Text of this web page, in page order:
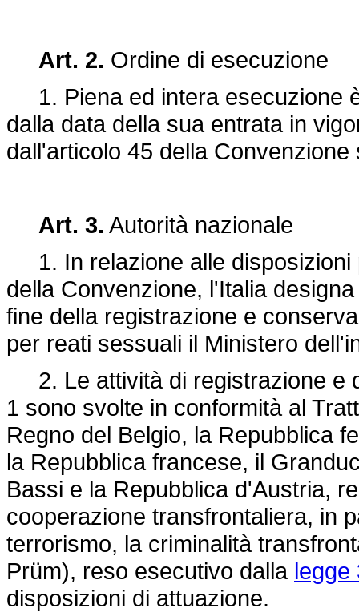
Art. 2. Ordine di esecuzione
1. Piena ed intera esecuzione
dalla data della sua entrata in
dall'articolo 45 della Convenzione
Art. 3. Autorità nazionale
1. In relazione alle disposizioni
della Convenzione, l'Italia
fine della registrazione e
per reati sessuali il Ministero
2. Le attività di registrazione e
1 sono svolte in conformità al
Regno del Belgio, la Repubblica
la Repubblica francese, il
Bassi e la Repubblica d'Austria,
cooperazione transfrontaliera, in
terrorismo, la criminalità
Prüm), reso esecutivo dalla legge
disposizioni di attuazione.